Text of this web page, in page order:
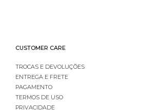
CUSTOMER CARE
TROCAS E DEVOLUÇÕES
ENTREGA E FRETE
PAGAMENTO
TERMOS DE USO
PRIVACIDADE